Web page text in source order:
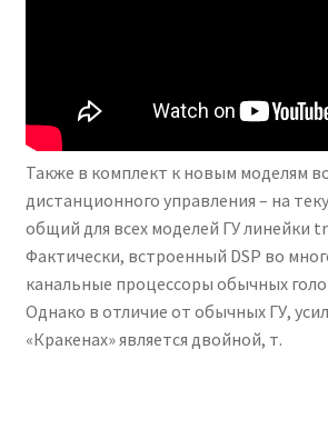
Также в комплект к новым моделям
дистанционного управления – на
общий для всех моделей ГУ линейки
Фактически, встроенный DSP во
канальные процессоры обычных
Однако в отличие от обычных ГУ,
«Кракенах» является двойной, т.